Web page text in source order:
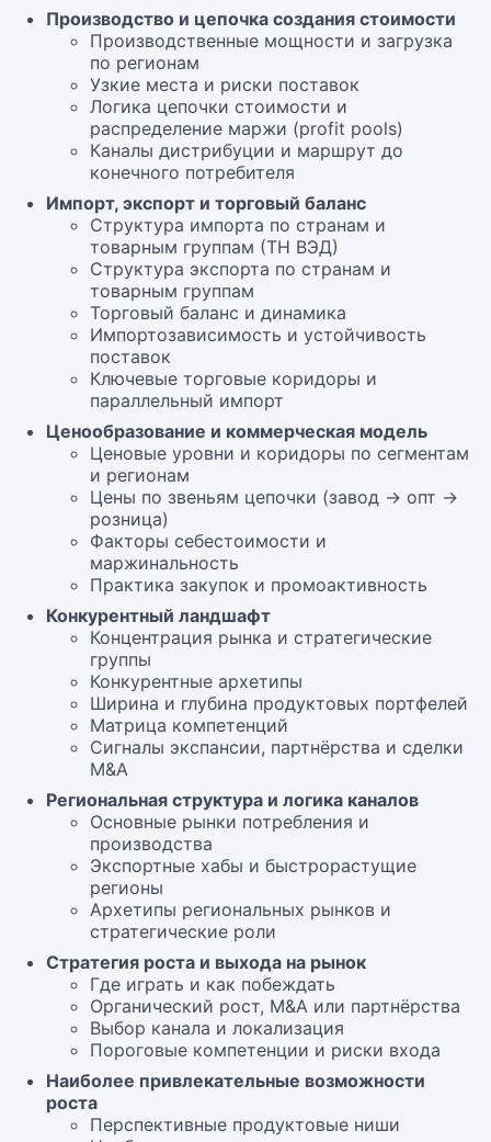
Производство и цепочка создания стоимости
Производственные мощности и загрузка
по регионам
Узкие места и риски поставок
Логика цепочки стоимости и
распределение маржи (profit pools)
Каналы дистрибуции и маршрут до
конечного потребителя
Импорт, экспорт и торговый баланс
Структура импорта по странам и
товарным группам (ТН ВЭД)
Структура экспорта по странам и
товарным группам
Торговый баланс и динамика
Импортозависимость и устойчивость
поставок
Ключевые торговые коридоры и
параллельный импорт
Ценообразование и коммерческая модель
Ценовые уровни и коридоры по сегментам
и регионам
Цены по звеньям цепочки (завод → опт →
розница)
Факторы себестоимости и
маржинальность
Практика закупок и промоактивность
Конкурентный ландшафт
Концентрация рынка и стратегические
группы
Конкурентные архетипы
Ширина и глубина продуктовых портфелей
Матрица компетенций
Сигналы экспансии, партнёрства и сделки
M&A
Региональная структура и логика каналов
Основные рынки потребления и
производства
Экспортные хабы и быстрорастущие
регионы
Архетипы региональных рынков и
стратегические роли
Стратегия роста и выхода на рынок
Где играть и как побеждать
Органический рост, M&A или партнёрства
Выбор канала и локализация
Пороговые компетенции и риски входа
Наиболее привлекательные возможности
роста
Перспективные продуктовые ниши